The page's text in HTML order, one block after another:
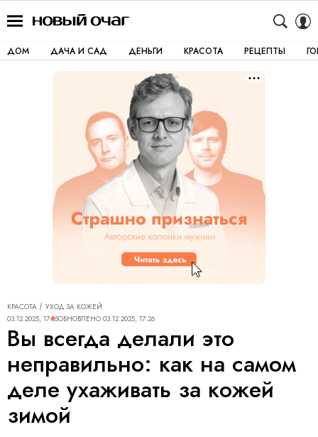
ДОМ ДАЧА И САД ДЕНЬГИ КРАСОТА РЕЦЕПТЫ
КРАСОТА
УХОД ЗА КОЖЕЙ
03.12.2025, 17:15ОБНОВЛЕНО 03.12.2025, 17:26
Вы всегда делали это
неправильно: как на самом
деле ухаживать за кожей
зимой